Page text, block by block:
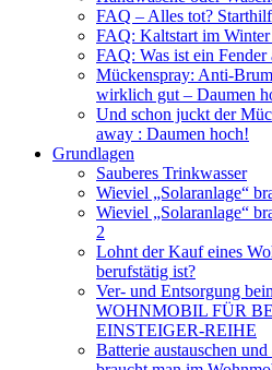
FAQ – Alles tot?
FAQ: Kaltstart im
FAQ: Was ist ein
Mückenspray: Anti-
wirklich gut – Daumen
Und schon juckt der
away : Daumen hoch!
Grundlagen
Sauberes Trinkwasser
Wieviel „Solaranlage“
Wieviel „Solaranlage“
2
Lohnt der Kauf eines
berufstätig ist?
Ver- und Entsorgung
WOHNMOBIL FÜR
EINSTEIGER-REIHE
Batterie austauschen